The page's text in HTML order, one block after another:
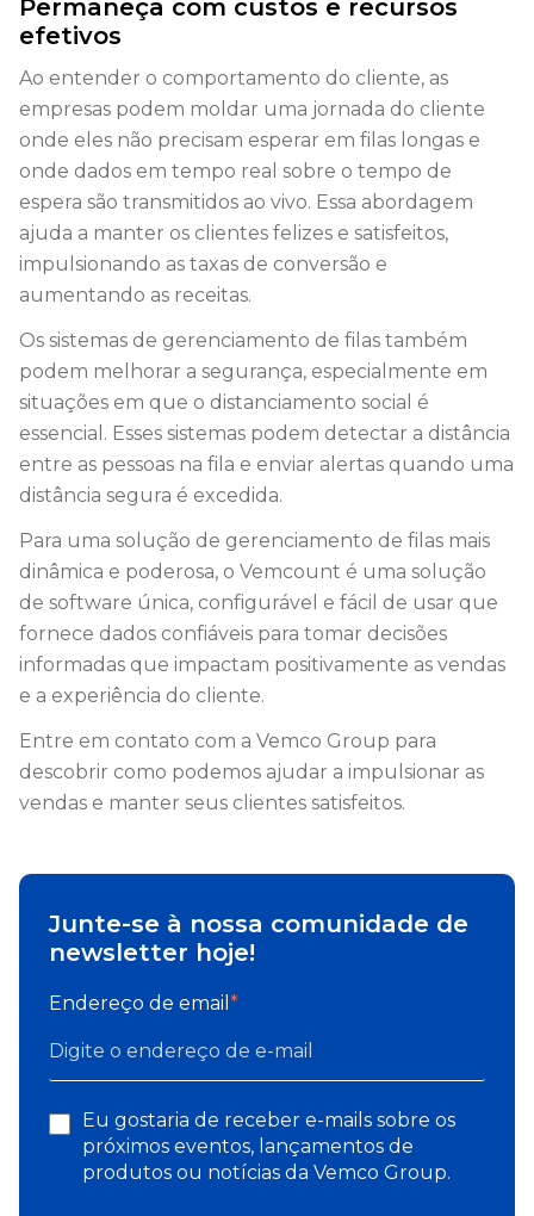
Permaneça com custos e recursos
efetivos
Ao entender o comportamento do cliente, as
empresas podem moldar uma jornada do cliente
onde eles não precisam esperar em filas longas e
onde dados em tempo real sobre o tempo de
espera são transmitidos ao vivo. Essa abordagem
ajuda a manter os clientes felizes e satisfeitos,
impulsionando as taxas de conversão e
aumentando as receitas.
Os sistemas de gerenciamento de filas também
podem melhorar a segurança, especialmente em
situações em que o distanciamento social é
essencial. Esses sistemas podem detectar a distância
entre as pessoas na fila e enviar alertas quando uma
distância segura é excedida.
Para uma solução de gerenciamento de filas mais
dinâmica e poderosa, o Vemcount é uma solução
de software única, configurável e fácil de usar que
fornece dados confiáveis para tomar decisões
informadas que impactam positivamente as vendas
e a experiência do cliente.
Entre em contato com a Vemco Group para
descobrir como podemos ajudar a impulsionar as
vendas e manter seus clientes satisfeitos.
Junte-se à nossa comunidade de
newsletter hoje!
Endereço de email *
Eu gostaria de receber e-mails sobre os
próximos eventos, lançamentos de
produtos ou notícias da Vemco Group.